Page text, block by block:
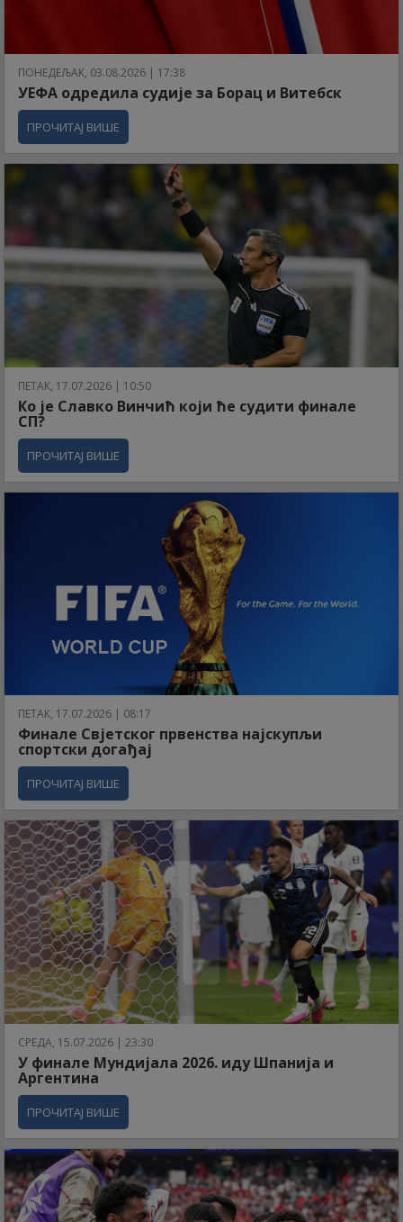
ПОНЕДЕЉАК, 03.08.2026 | 17:38
УЕФА одредила судије за Борац и Витебск
ПРОЧИТАЈ ВИШЕ
ПЕТАК, 17.07.2026 | 10:50
Ко је Славко Винчић који ће судити финале
СП?
ПРОЧИТАЈ ВИШЕ
ПЕТАК, 17.07.2026 | 08:17
Финале Свјетског првенства најскупљи
спортски догађај
ПРОЧИТАЈ ВИШЕ
СРЕДА, 15.07.2026 | 23:30
У финале Мундијала 2026. иду Шпанија и
Аргентина
ПРОЧИТАЈ ВИШЕ